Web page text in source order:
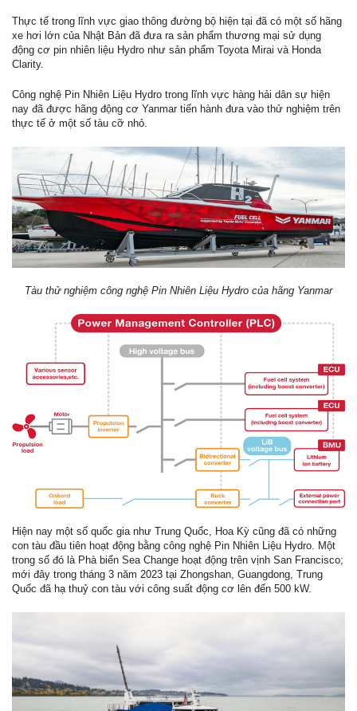
Thực tế trong lĩnh vực giao thông đường bộ hiện tại đã có một số hãng
xe hơi lớn của Nhật Bản đã đưa ra sản phẩm thương mại sử dụng
động cơ pin nhiên liệu Hydro như sản phẩm Toyota Mirai và Honda
Clarity.
Công nghệ Pin Nhiên Liệu Hydro trong lĩnh vực hàng hải dân sự hiện
nay đã được hãng động cơ Yanmar tiến hành đưa vào thử nghiệm trên
thực tế ở một số tàu cỡ nhỏ.
Tàu thử nghiệm công nghệ Pin Nhiên Liệu Hydro của hãng Yanmar
Hiện nay một số quốc gia như Trung Quốc, Hoa Kỳ cũng đã có những
con tàu đầu tiên hoạt động bằng công nghệ Pin Nhiên Liệu Hydro. Một
trong số đó là Phà biển Sea Change hoạt động trên vịnh San Francisco;
mới đây trong tháng 3 năm 2023 tại Zhongshan, Guangdong, Trung
Quốc đã hạ thuỷ con tàu với công suất động cơ lên đến 500 kW.